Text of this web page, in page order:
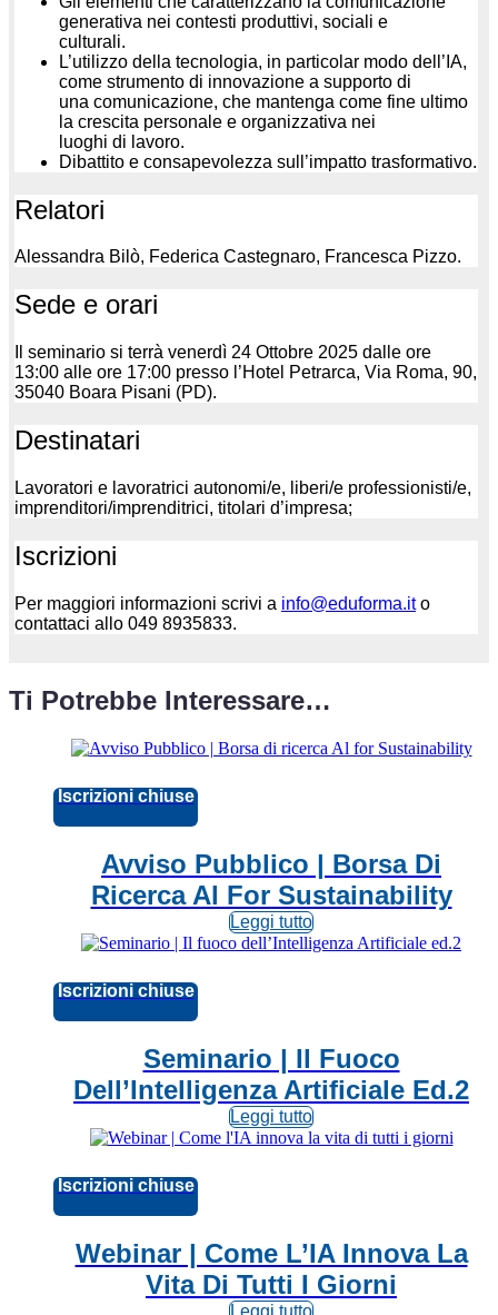
generativa nei contesti produttivi, sociali e
culturali.
L’utilizzo della tecnologia, in particolar modo dell’IA,
come strumento di innovazione a supporto di
una comunicazione, che mantenga come fine ultimo
la crescita personale e organizzativa nei
luoghi di lavoro.
Dibattito e consapevolezza sull’impatto trasformativo.
Relatori
Alessandra Bilò, Federica Castegnaro, Francesca Pizzo.
Sede e orari
Il seminario si terrà venerdì 24 Ottobre 2025 dalle ore
13:00 alle ore 17:00 presso l’Hotel Petrarca, Via Roma, 90,
35040 Boara Pisani (PD).
Destinatari
Lavoratori e lavoratrici autonomi/e, liberi/e professionisti/e,
imprenditori/imprenditrici, titolari d’impresa;
Iscrizioni
Per maggiori informazioni scrivi a info@eduforma.ito
contattaci allo 049 8935833.
Ti Potrebbe Interessare…
Iscrizioni chiuse
Avviso Pubblico | Borsa Di
Ricerca Al For Sustainability
Leggi tutto
Iscrizioni chiuse
Seminario | Il Fuoco
Dell’Intelligenza Artificiale Ed.2
Leggi tutto
Iscrizioni chiuse
Webinar | Come L’IA Innova La
Vita Di Tutti I Giorni
Leggi tutto